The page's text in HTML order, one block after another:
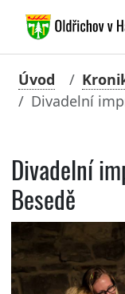
Úvod
Divadelní
Divadelní
Besedě